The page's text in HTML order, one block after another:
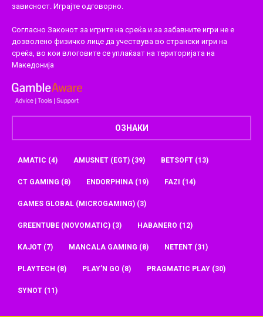
зависност. Играјте одговорно.
Согласно Законот за игрите на среќа и за забавните игри не е
дозволено физичко лице да учествува во странски игри на
среќа, во кои влоговите се уплаќаат на територијата на
Македонија
ОЗНАКИ
AMATIC (4) AMUSNET (EGT) (39) BETSOFT (13)
CT GAMING (8) ENDORPHINA (19) FAZI (14)
GAMES GLOBAL (MICROGAMING) (3)
GREENTUBE (NOVOMATIC) (3) HABANERO (12)
KAJOT (7) MANCALA GAMING (8) NETENT (31)
PLAYTECH (8) PLAY’N GO (8) PRAGMATIC PLAY (30)
SYNOT (11)